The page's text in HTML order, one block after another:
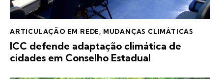
ARTICULAÇÃO EM REDE MUDANÇAS CLIMÁTICAS
ICC defende adaptação climática de
cidades em Conselho Estadual